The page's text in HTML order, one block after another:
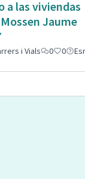
a las viviendas
Jaume
i Vials 0 0